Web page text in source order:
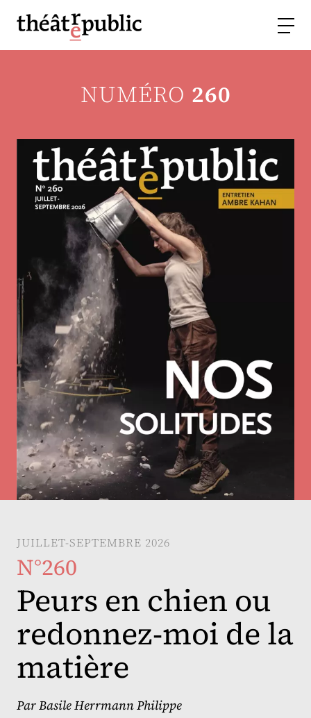
NUMÉRO 260
JUILLET-SEPTEMBRE 2026
N°260
Peurs en chien ou
redonnez-moi de la
matière
ParBasile Herrmann Philippe